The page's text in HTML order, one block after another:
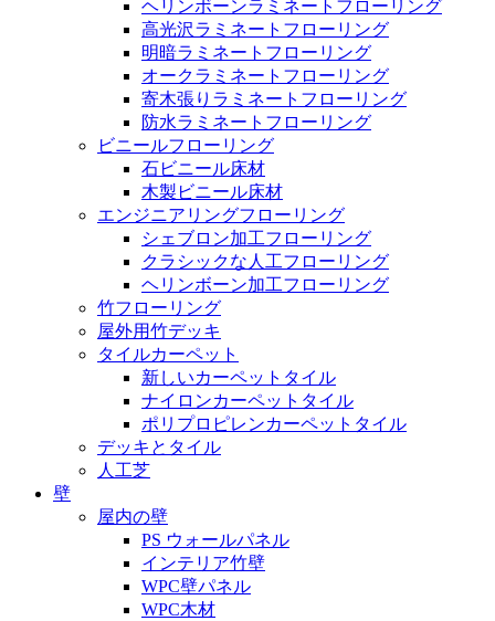
ヘリンボーンラミネートフローリング
高光沢ラミネートフローリング
明暗ラミネートフローリング
オークラミネートフローリング
寄木張りラミネートフローリング
防水ラミネートフローリング
ビニールフローリング
石ビニール床材
木製ビニール床材
エンジニアリングフローリング
シェブロン加工フローリング
クラシックな人工フローリング
ヘリンボーン加工フローリング
竹フローリング
屋外用竹デッキ
タイルカーペット
新しいカーペットタイル
ナイロンカーペットタイル
ポリプロピレンカーペットタイル
デッキとタイル
人工芝
壁
屋内の壁
PS ウォールパネル
インテリア竹壁
WPC壁パネル
WPC木材